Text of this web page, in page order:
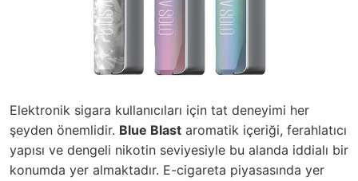
Elektronik sigara kullanıcıları için tat deneyimi her
şeyden önemlidir. Blue Blast aromatik içeriği, ferahlatıcı
yapısı ve dengeli nikotin seviyesiyle bu alanda iddialı bir
konumda yer almaktadır. E-cigareta piyasasında yer